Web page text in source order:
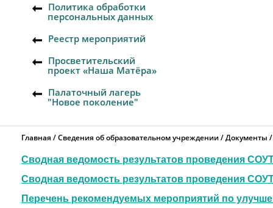
Политика обработки
персональных данных
Реестр мероприятий
Просветительский
проект «Наша Матёра»
Палаточный лагерь
"Новое поколение"
Главная Сведения об образовательном учреждении Документы
Сводная ведомость результатов проведения
Сводная ведомость результатов проведения
Перечень рекомендуемых мероприятий по